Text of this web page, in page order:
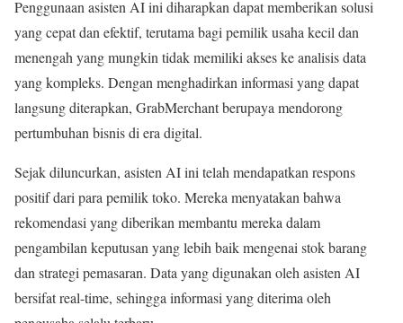
Penggunaan asisten AI ini diharapkan dapat memberikan solusi
yang cepat dan efektif, terutama bagi pemilik usaha kecil dan
menengah yang mungkin tidak memiliki akses ke analisis data
yang kompleks. Dengan menghadirkan informasi yang dapat
langsung diterapkan, GrabMerchant berupaya mendorong
pertumbuhan bisnis di era digital.
Sejak diluncurkan, asisten AI ini telah mendapatkan respons
positif dari para pemilik toko. Mereka menyatakan bahwa
rekomendasi yang diberikan membantu mereka dalam
pengambilan keputusan yang lebih baik mengenai stok barang
dan strategi pemasaran. Data yang digunakan oleh asisten AI
bersifat real-time, sehingga informasi yang diterima oleh